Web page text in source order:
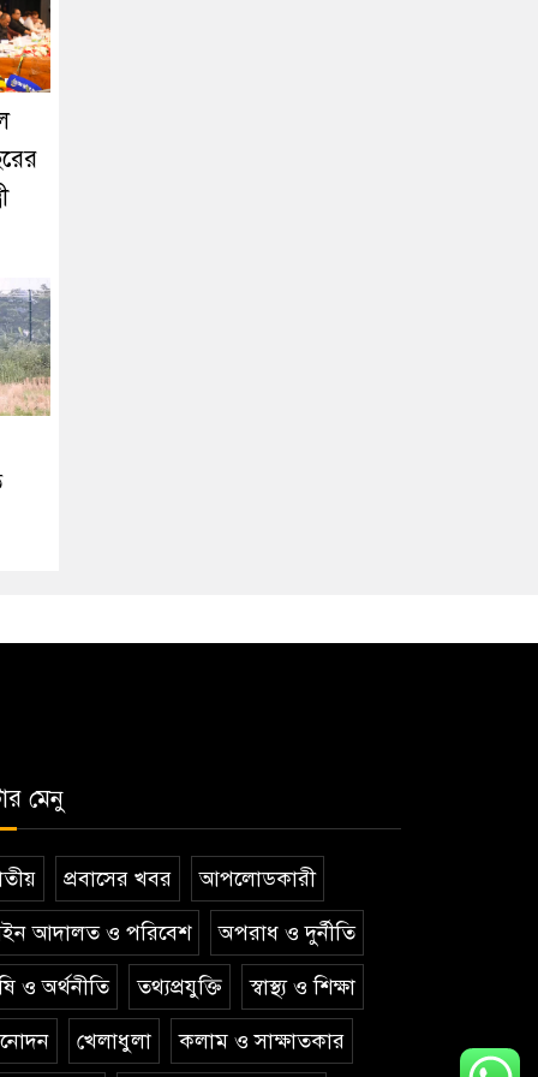
মেনু
প্রবাসের খবর আপলোডকারী
আদালত ও পরিবেশ অপরাধ ও দুর্নীতি
ও অর্থনীতি তথ্যপ্রযুক্তি স্বাস্থ্য ও শিক্ষা
খেলাধুলা কলাম ও সাক্ষাতকার